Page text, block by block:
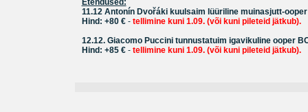
Etendused:
11.12 Antonín Dvořáki kuulsaim lüüriline muinasjutt-
Hind: +80 €- tellimine kuni 1.09. (või kuni pileteid jätkub).
12.12. Giacomo Puccini tunnustatuim igavikuline ooper
Hind: +85 €- tellimine kuni 1.09. (või kuni pileteid jätkub).